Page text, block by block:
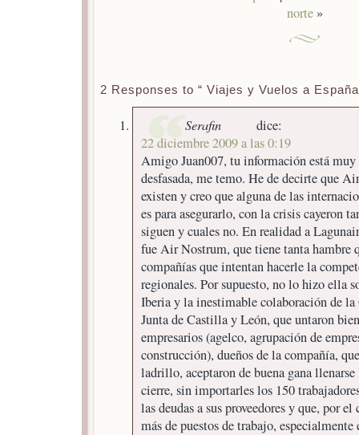
norte»
2 Responses to “ Viajes y Vuelos a España
Serafin
dice:
22 diciembre 2009 a las 0:19
Amigo Juan007, tu información está
desfasada, me temo. He de decirte que
existen y creo que alguna de las
es para asegurarlo, con la crisis cayeron
siguen y cuales no. En realidad a
fue Air Nostrum, que tiene tanta hambre
compañías que intentan hacerle la
regionales. Por supuesto, no lo hizo ella
Iberia y la inestimable colaboración de
Junta de Castilla y León, que untaron
empresarios (agelco, agrupación de
construcción), dueños de la compañía,
ladrillo, aceptaron de buena gana
cierre, sin importarles los 150
las deudas a sus proveedores y que, por
más de puestos de trabajo, especialmente